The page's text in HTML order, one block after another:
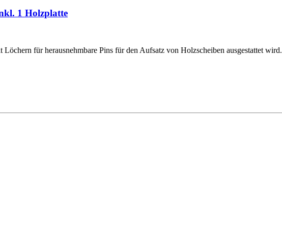
1 Holzplatte
für herausnehmbare Pins für den Aufsatz von Holzscheiben ausgestattet wird.